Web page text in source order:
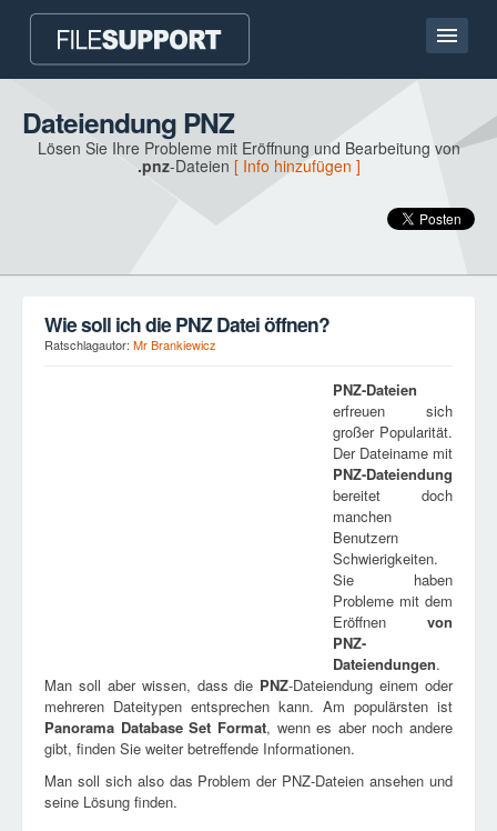
Hauptseite
Kontakt
Dateiendung PNZ
Lösen Sie Ihre Probleme mit Eröffnung und Bearbeitung von
.pnz-Dateien [ Info hinzufügen ]
Wie soll ich die PNZ Datei öffnen?
Ratschlagautor: Mr Brankiewicz
PNZ-Dateien
erfreuen sich
großer Popularität.
Der Dateiname mit
PNZ-Dateiendung
bereitet doch
manchen
Benutzern
Schwierigkeiten.
Sie haben
Probleme mit dem
Eröffnen von
PNZ-
Dateiendungen.
Man soll aber wissen, dass die PNZ-Dateiendung einem oder
mehreren Dateitypen entsprechen kann. Am populärsten ist
Panorama Database Set Format, wenn es aber noch andere
gibt, finden Sie weiter betreffende Informationen.
Man soll sich also das Problem der PNZ-Dateien ansehen und
seine Lösung finden.